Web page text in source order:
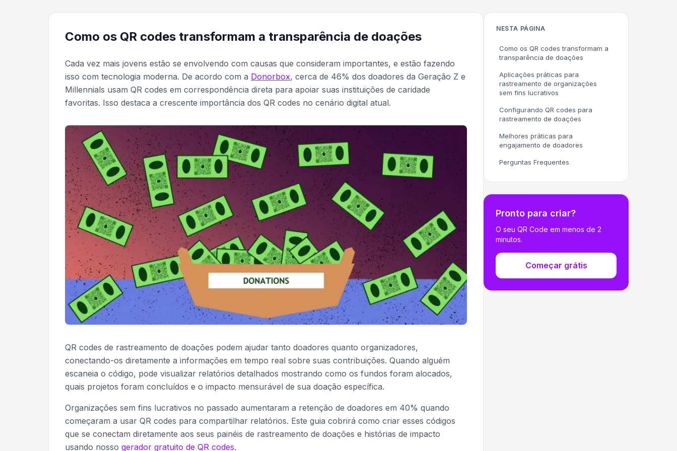
Como os QR codes transformam a transparência de doações
Cada vez mais jovens estão se envolvendo com causas que consideram importantes, e estão fazendo
isso com tecnologia moderna. De acordo com a Donorbox, cerca de 46% dos doadores da Geração Z e
Millennials usam QR codes em correspondência direta para apoiar suas instituições de caridade
favoritas. Isso destaca a crescente importância dos QR codes no cenário digital atual.
QR codes de rastreamento de doações podem ajudar tanto doadores quanto organizadores,
conectando-os diretamente a informações em tempo real sobre suas contribuições. Quando alguém
escaneia o código, pode visualizar relatórios detalhados mostrando como os fundos foram alocados,
quais projetos foram concluídos e o impacto mensurável de sua doação específica.
Organizações sem fins lucrativos no passado aumentaram a retenção de doadores em 40% quando
começaram a usar QR codes para compartilhar relatórios. Este guia cobrirá como criar esses códigos
que se conectam diretamente aos seus painéis de rastreamento de doações e histórias de impacto
usando nosso gerador gratuito de QR codes.
NESTA PÁGINA
Como os QR codes transformam a
transparência de doações
Aplicações práticas para
rastreamento de organizações
sem fins lucrativos
Configurando QR codes para
rastreamento de doações
Melhores práticas para
engajamento de doadores
Perguntas Frequentes
Pronto para criar?
O seu QR Code em menos de 2
minutos.
Começar grátis